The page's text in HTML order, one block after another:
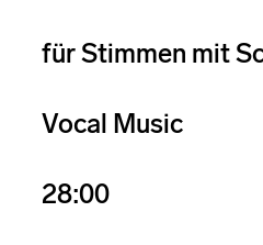
für Stimmen mit
Vocal Music
28:00